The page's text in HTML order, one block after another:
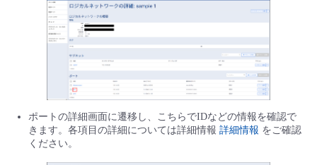
ポートの詳細画面に遷移し、こちらでIDなどの情報を確認で
きます。各項目の詳細については詳細情報 詳細情報 をご確認
ください。